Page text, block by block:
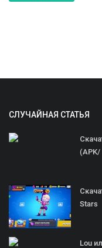
СЛУЧАЙНАЯ СТАТЬЯ
(APK/
Stars
Lou